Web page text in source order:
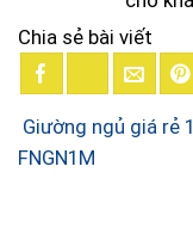
Chia sẻ bài viết
Giường ngủ giá rẻ
FNGN1M